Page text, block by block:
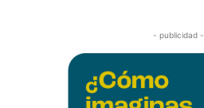
- publicidad -